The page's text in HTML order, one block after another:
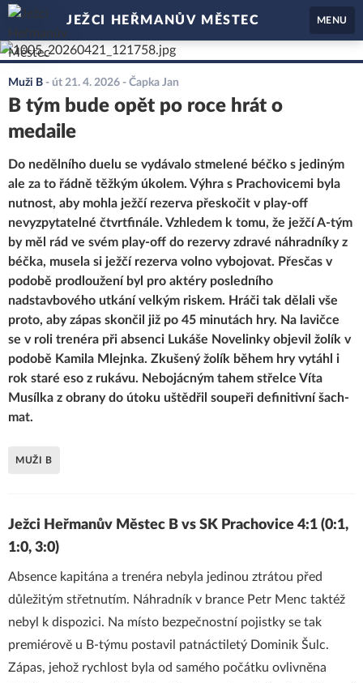
JEŽCI HEŘMANŮV MĚSTEC MENU
Muži B - út 21. 4. 2026 - Čapka Jan
B tým bude opět po roce hrát o
medaile
Do nedělního duelu se vydávalo stmelené béčko s jediným
ale za to řádně těžkým úkolem. Výhra s Prachovicemi byla
nutnost, aby mohla ježčí rezerva přeskočit v play-off
nevyzpytatelné čtvrtfinále. Vzhledem k tomu, že ježčí A-tým
by měl rád ve svém play-off do rezervy zdravé náhradníky z
béčka, musela si ježčí rezerva volno vybojovat. Přesčas v
podobě prodloužení byl pro aktéry posledního
nadstavbového utkání velkým riskem. Hráči tak dělali vše
proto, aby zápas skončil již po 45 minutách hry. Na lavičce
se v roli trenéra při absenci Lukáše Novelinky objevil žolík v
podobě Kamila Mlejnka. Zkušený žolík během hry vytáhl i
rok staré eso z rukávu. Nebojácným tahem střelce Víta
Musílka z obrany do útoku uštědřil soupeři definitivní šach-
mat.
MUŽI B
Ježci Heřmanův Městec B vs SK Prachovice 4:1 (0:1,
1:0, 3:0)
Absence kapitána a trenéra nebyla jedinou ztrátou před
důležitým střetnutím. Náhradník v brance Petr Menc taktéž
nebyl k dispozici. Na místo bezpečnostní pojistky se tak
premiérově u B-týmu postavil patnáctiletý Dominik Šulc.
Zápas, jehož rychlost byla od samého počátku ovlivněna